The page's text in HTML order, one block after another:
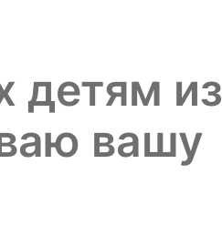
детям из
вашу